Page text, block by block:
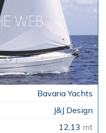
Bavaria Yachts
J&J Design
12,13 mt